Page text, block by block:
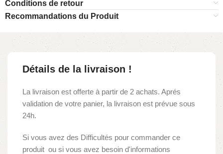
Conditions de retour
Recommandations du Produit
Détails de la livraison !
La livraison est offerte à partir de 2 achats. Aprés
validation de votre panier, la livraison est prévue sous
24h.
Si vous avez des Difficultés pour commander ce
produit ou si vous avez besoin d'informations